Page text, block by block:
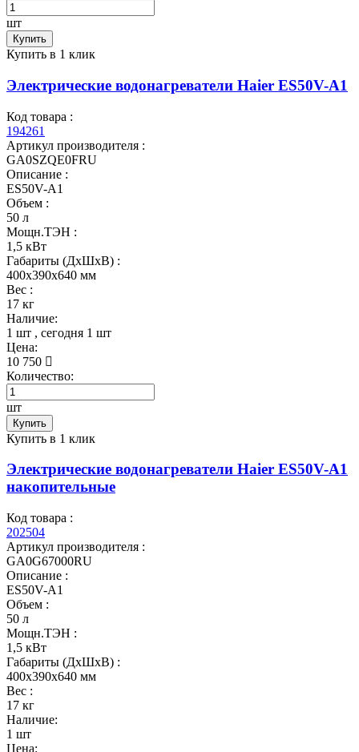
шт
Купить
Купить в 1 клик
Электрические водонагреватели Haier ES50V-A1
Код товара :
194261
Артикул производителя :
GA0SZQE0FRU
Описание :
ES50V-A1
Объем :
50 л
Мощн.ТЭН :
1,5 кВт
Габариты (ДхШхВ) :
400x390x640 мм
Вес :
17 кг
Наличие:
1 шт , сегодня 1 шт
Цена:
10 750
Количество:
шт
Купить
Купить в 1 клик
Электрические водонагреватели Haier ES50V-A1
накопительные
Код товара :
202504
Артикул производителя :
GA0G67000RU
Описание :
ES50V-A1
Объем :
50 л
Мощн.ТЭН :
1,5 кВт
Габариты (ДхШхВ) :
400x390x640 мм
Вес :
17 кг
Наличие:
1 шт
Цена: